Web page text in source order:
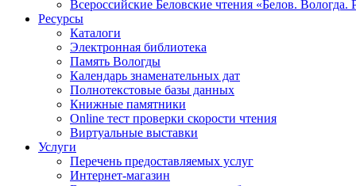
Всероссийские Беловские чтения «Белов. Вологда.
Ресурсы
Каталоги
Электронная библиотека
Память Вологды
Календарь знаменательных дат
Полнотекстовые базы данных
Книжные памятники
Online тест проверки скорости чтения
Виртуальные выставки
Услуги
Перечень предоставляемых услуг
Интернет-магазин